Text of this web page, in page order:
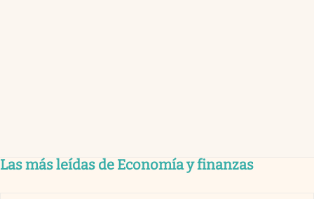
Las más leídas de Economía y finanzas